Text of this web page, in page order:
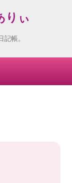
りぃ
帳。